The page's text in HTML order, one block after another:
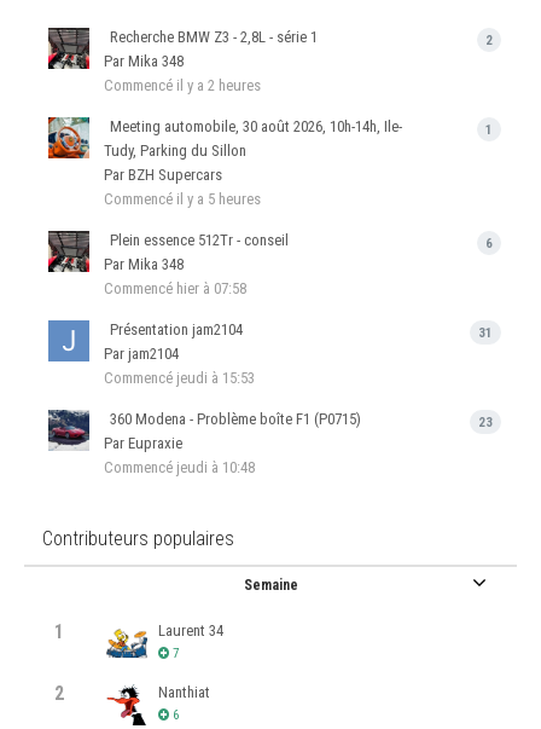
2
Recherche BMW Z3 - 2,8L - série 1
Par Mika 348
Commencé il y a 2 heures
1
Meeting automobile, 30 août 2026, 10h-14h, Ile-
Tudy, Parking du Sillon
Par BZH Supercars
Commencé il y a 5 heures
6
Plein essence 512Tr - conseil
Par Mika 348
Commencé hier à 07:58
31
Présentation jam2104
Par jam2104
Commencé jeudi à 15:53
23
360 Modena - Problème boîte F1 (P0715)
Par Eupraxie
Commencé jeudi à 10:48
Contributeurs populaires
Semaine
1 Laurent 34
7
2 Nanthiat
6